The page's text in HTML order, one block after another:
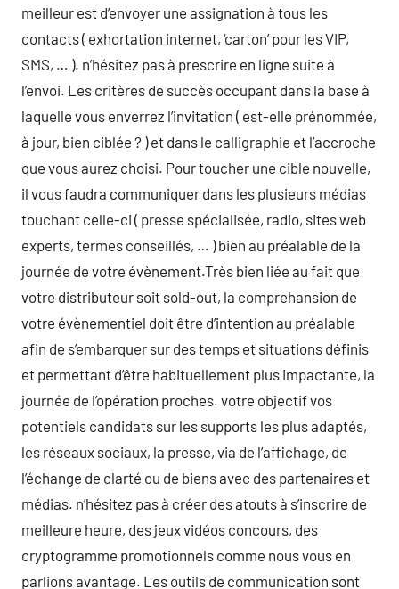
meilleur est d’envoyer une assignation à tous les
contacts ( exhortation internet, ‘carton’ pour les VIP,
SMS, … ). n’hésitez pas à prescrire en ligne suite à
l’envoi. Les critères de succès occupant dans la base à
laquelle vous enverrez l’invitation ( est-elle prénommée,
à jour, bien ciblée ? ) et dans le calligraphie et l’accroche
que vous aurez choisi. Pour toucher une cible nouvelle,
il vous faudra communiquer dans les plusieurs médias
touchant celle-ci ( presse spécialisée, radio, sites web
experts, termes conseillés, … ) bien au préalable de la
journée de votre évènement.Très bien liée au fait que
votre distributeur soit sold-out, la comprehansion de
votre évènementiel doit être d’intention au préalable
afin de s’embarquer sur des temps et situations définis
et permettant d’être habituellement plus impactante, la
journée de l’opération proches. votre objectif vos
potentiels candidats sur les supports les plus adaptés,
les réseaux sociaux, la presse, via de l’affichage, de
l’échange de clarté ou de biens avec des partenaires et
médias. n’hésitez pas à créer des atouts à s’inscrire de
meilleure heure, des jeux vidéos concours, des
cryptogramme promotionnels comme nous vous en
parlions avantage. Les outils de communication sont